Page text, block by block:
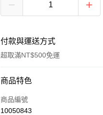
付款與運送方式
超取滿NT$500免運
付款方式
信用卡一次付款
商品特色
商品編號
10050843